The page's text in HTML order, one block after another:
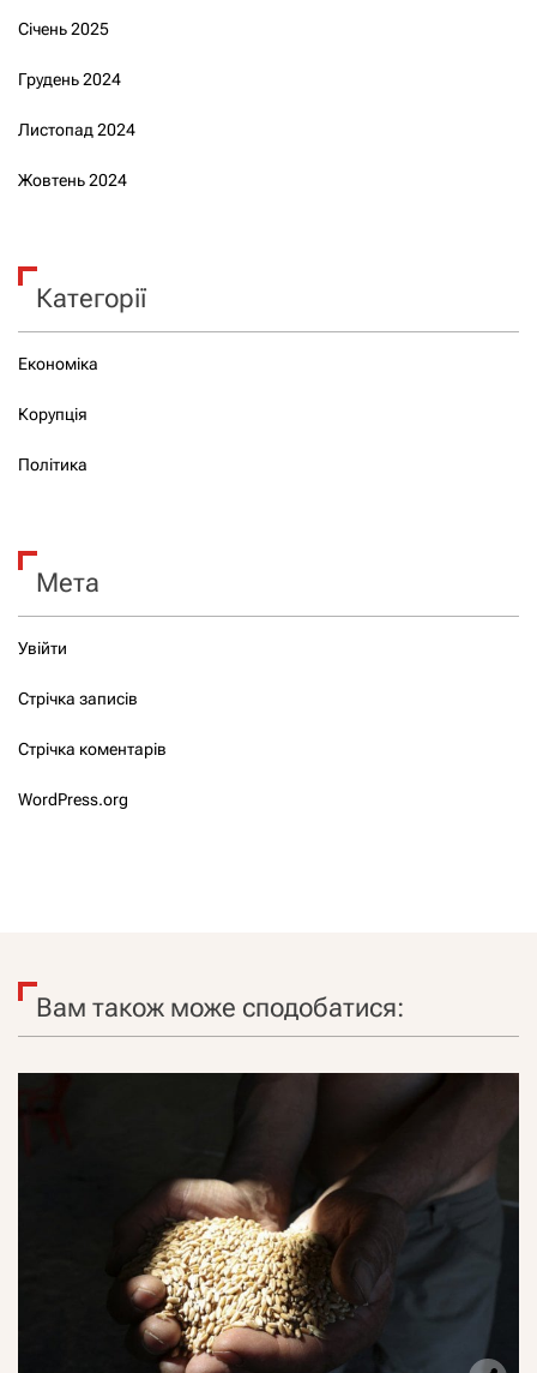
Січень 2025
Грудень 2024
Листопад 2024
Жовтень 2024
Категорії
Економіка
Корупція
Політика
Мета
Увійти
Стрічка записів
Стрічка коментарів
WordPress.org
Вам також може сподобатися: